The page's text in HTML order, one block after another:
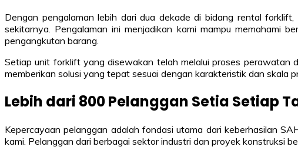
Dengan pengalaman lebih dari dua dekade di bidang rental
sekitarnya. Pengalaman ini menjadikan kami mampu memahami
pengangkutan barang.
Setiap unit forklift yang disewakan telah melalui proses perawatan
memberikan solusi yang tepat sesuai dengan karakteristik dan skala
Lebih dari 800 Pelanggan Setia Setiap
Kepercayaan pelanggan adalah fondasi utama dari keberhasilan
kami. Pelanggan dari berbagai sektor industri dan proyek konstruksi